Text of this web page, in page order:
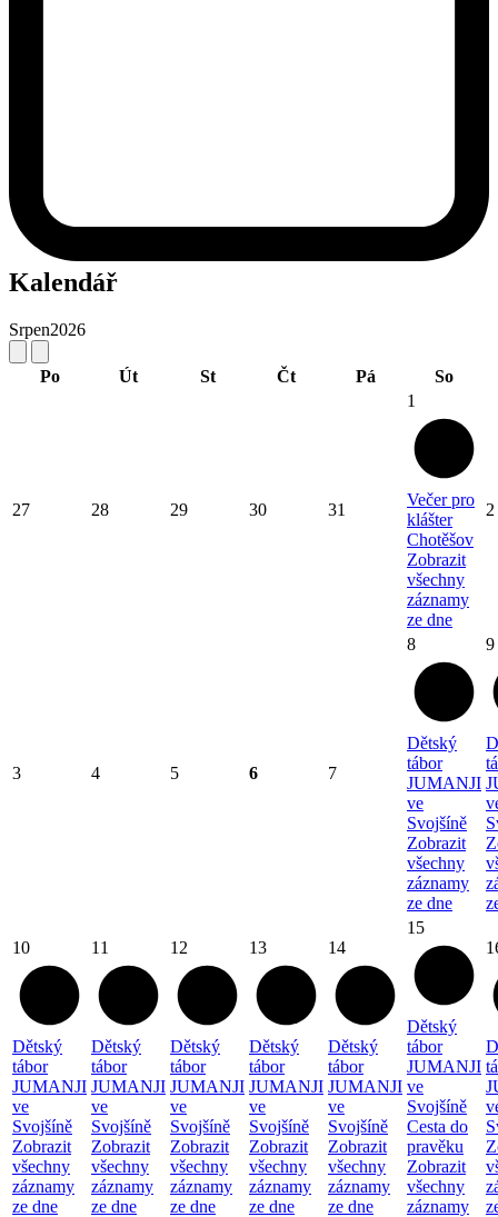
Kalendář
Srpen2026
Po Út St Čt Pá So
27 28 29 30 31
1
Večer pro
klášter
Chotěšov
Zobrazit
všechny
záznamy
ze dne
2
3 4 5 6 7
8
Dětský
tábor
JUMANJI
ve
Svojšíně
Zobrazit
všechny
záznamy
ze dne
9
10
Dětský
tábor
JUMANJI
ve
Svojšíně
Zobrazit
všechny
záznamy
ze dne
11
Dětský
tábor
JUMANJI
ve
Svojšíně
Zobrazit
všechny
záznamy
ze dne
12
Dětský
tábor
JUMANJI
ve
Svojšíně
Zobrazit
všechny
záznamy
ze dne
13
Dětský
tábor
JUMANJI
ve
Svojšíně
Zobrazit
všechny
záznamy
ze dne
14
Dětský
tábor
JUMANJI
ve
Svojšíně
Zobrazit
všechny
záznamy
ze dne
15
Dětský
tábor
JUMANJI
ve
Svojšíně
Cesta do
pravěku
Zobrazit
všechny
záznamy